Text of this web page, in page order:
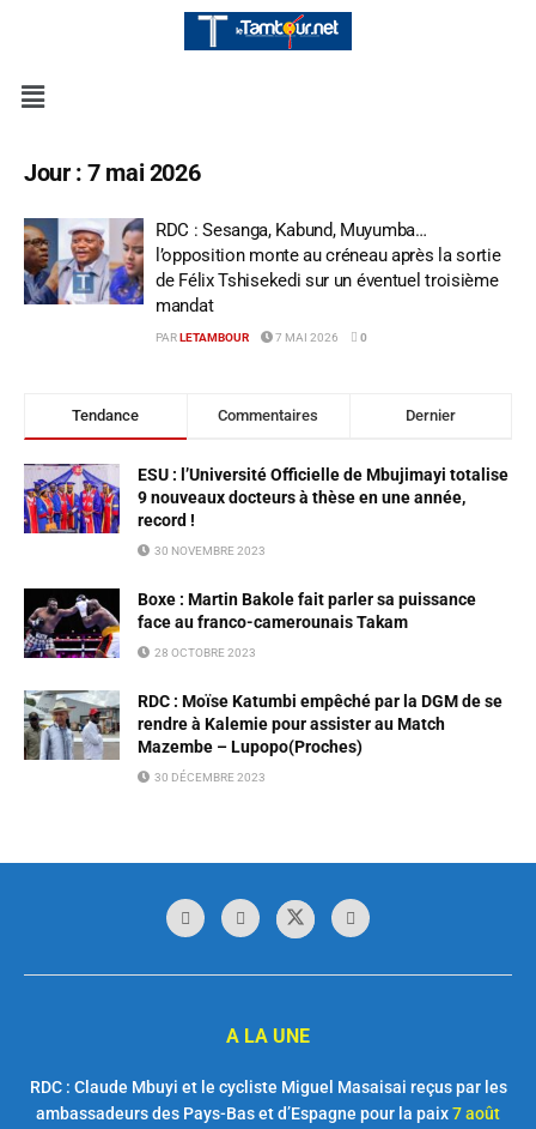
Jour :7 mai 2026
RDC : Sesanga, Kabund, Muyumba…
l’opposition monte au créneau après la sortie
de Félix Tshisekedi sur un éventuel troisième
mandat
PAR LETAMBOUR 7 MAI 2026 0
Tendance Commentaires Dernier
ESU : l’Université Officielle de Mbujimayi totalise
9 nouveaux docteurs à thèse en une année,
record !
30 NOVEMBRE 2023
Boxe : Martin Bakole fait parler sa puissance
face au franco-camerounais Takam
28 OCTOBRE 2023
RDC : Moïse Katumbi empêché par la DGM de se
rendre à Kalemie pour assister au Match
Mazembe – Lupopo(Proches)
30 DÉCEMBRE 2023
A LA UNE
RDC : Claude Mbuyi et le cycliste Miguel Masaisai reçus par les
ambassadeurs des Pays-Bas et d’Espagne pour la paix7 août